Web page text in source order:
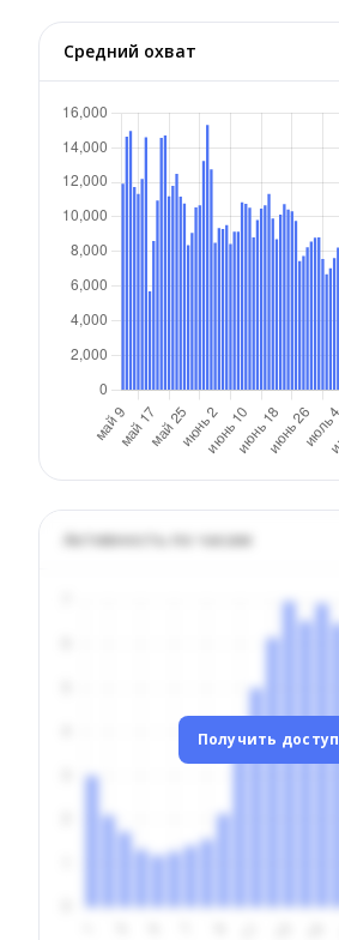
Средний охват
Активность по часам
Получить доступ